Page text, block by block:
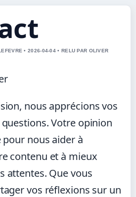
• 2026-04-04 • RELU PAR OLIVER
nous apprécions vos
Votre opinion
pour nous aider à
contenu et à mieux
attentes. Que vous
vos réflexions sur un